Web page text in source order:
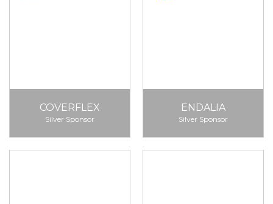
COVERFLEX
Silver Sponsor
ENDALIA
Silver Sponsor